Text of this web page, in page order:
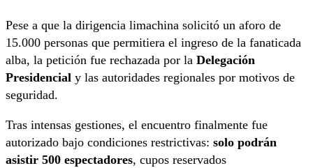
Pese a que la dirigencia limachina solicitó un aforo de
15.000 personas que permitiera el ingreso de la fanaticada
alba, la petición fue rechazada por la Delegación
Presidencial y las autoridades regionales por motivos de
seguridad.
Tras intensas gestiones, el encuentro finalmente fue
autorizado bajo condiciones restrictivas: solo podrán
asistir 500 espectadores, cupos reservados